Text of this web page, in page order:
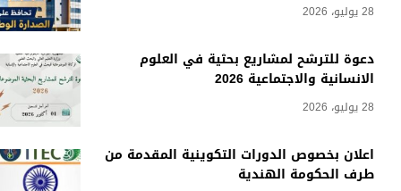
28 يوليو، 2026
دعوة للترشح لمشاريع بحثية في العلوم
الانسانية والاجتماعية 2026
28 يوليو، 2026
اعلان بخصوص الدورات التكوينية المقدمة من
طرف الحكومة الهندية